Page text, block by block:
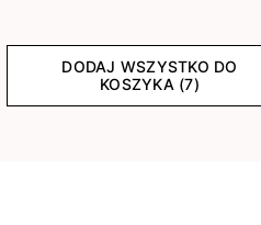
DODAJ WSZYSTKO DO
KOSZYKA (7)